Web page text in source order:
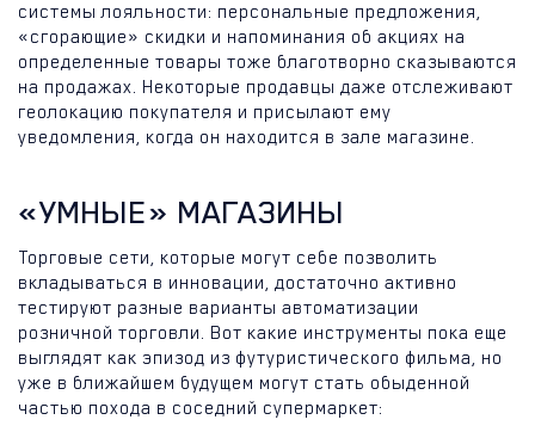
системы лояльности: персональные предложения,
«сгорающие» скидки и напоминания об акциях на
определенные товары тоже благотворно сказываются
на продажах. Некоторые продавцы даже отслеживают
геолокацию покупателя и присылают ему
уведомления, когда он находится в зале магазине.
«УМНЫЕ» МАГАЗИНЫ
Торговые сети, которые могут себе позволить
вкладываться в инновации, достаточно активно
тестируют разные варианты автоматизации
розничной торговли. Вот какие инструменты пока еще
выглядят как эпизод из футуристического фильма, но
уже в ближайшем будущем могут стать обыденной
частью похода в соседний супермаркет: